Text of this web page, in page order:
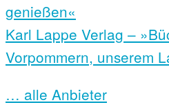
genießen«
Karl Lappe Verlag –
Vorpommern, unserem
… alle Anbieter